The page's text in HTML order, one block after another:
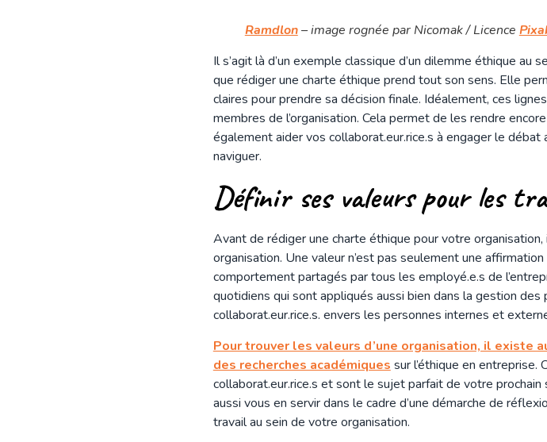
Ramdlon– image rognée par Nicomak / Licence
Il s’agit là d’un exemple classique d’un dilemme éthique au
que rédiger une charte éthique prend tout son sens. Elle
claires pour prendre sa décision finale. Idéalement, ces
membres de l’organisation. Cela permet de les rendre
également aider vos collaborat.eur.rice.s à engager le
naviguer.
Définir ses valeurs pour les
Avant de rédiger une charte éthique pour votre
organisation. Une valeur n’est pas seulement une
comportement partagés par tous les employé.e.s de
quotidiens qui sont appliqués aussi bien dans la gestion
collaborat.eur.rice.s. envers les personnes internes et
Pour trouver les valeurs d’une organisation, il existe
des recherches académiques sur l’éthique en entreprise.
collaborat.eur.rice.s et sont le sujet parfait de votre prochain
aussi vous en servir dans le cadre d’une démarche de
travail au sein de votre organisation.